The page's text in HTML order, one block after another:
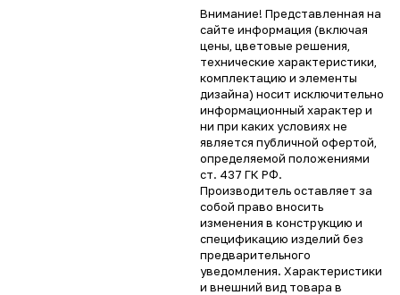
Внимание! Представленная на
сайте информация (включая
цены, цветовые решения,
технические характеристики,
комплектацию и элементы
дизайна) носит исключительно
информационный характер и
ни при каких условиях не
является публичной офертой,
определяемой положениями
ст. 437 ГК РФ.
Производитель оставляет за
собой право вносить
изменения в конструкцию и
спецификацию изделий без
предварительного
уведомления. Характеристики
и внешний вид товара в